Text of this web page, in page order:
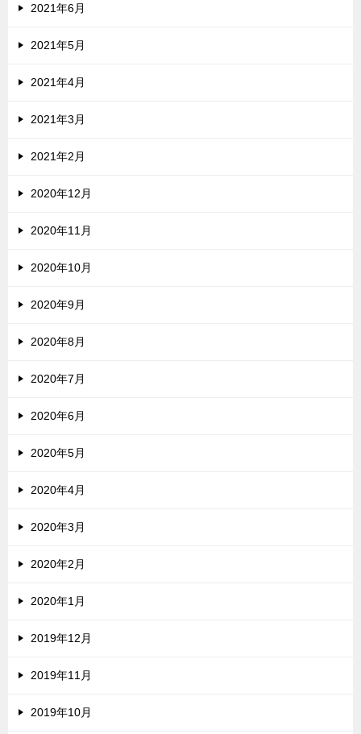
2021年6月
2021年5月
2021年4月
2021年3月
2021年2月
2020年12月
2020年11月
2020年10月
2020年9月
2020年8月
2020年7月
2020年6月
2020年5月
2020年4月
2020年3月
2020年2月
2020年1月
2019年12月
2019年11月
2019年10月